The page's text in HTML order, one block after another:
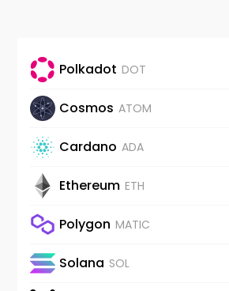
Polkadot DOT
Cosmos ATOM
Cardano ADA
Ethereum ETH
Polygon MATIC
Solana SOL